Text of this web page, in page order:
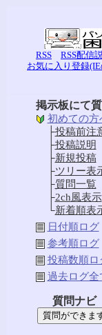
RSS
RSS配信
お気に入り登録
掲示板にて
初めての方
├投稿前注
├投稿説明
├新規投稿
├ツリー表
├質問一覧
├2ch風表示
└新着順表
日付順ログ
参考順ログ
投稿数順ロ
過去ログ全
質問ナビ